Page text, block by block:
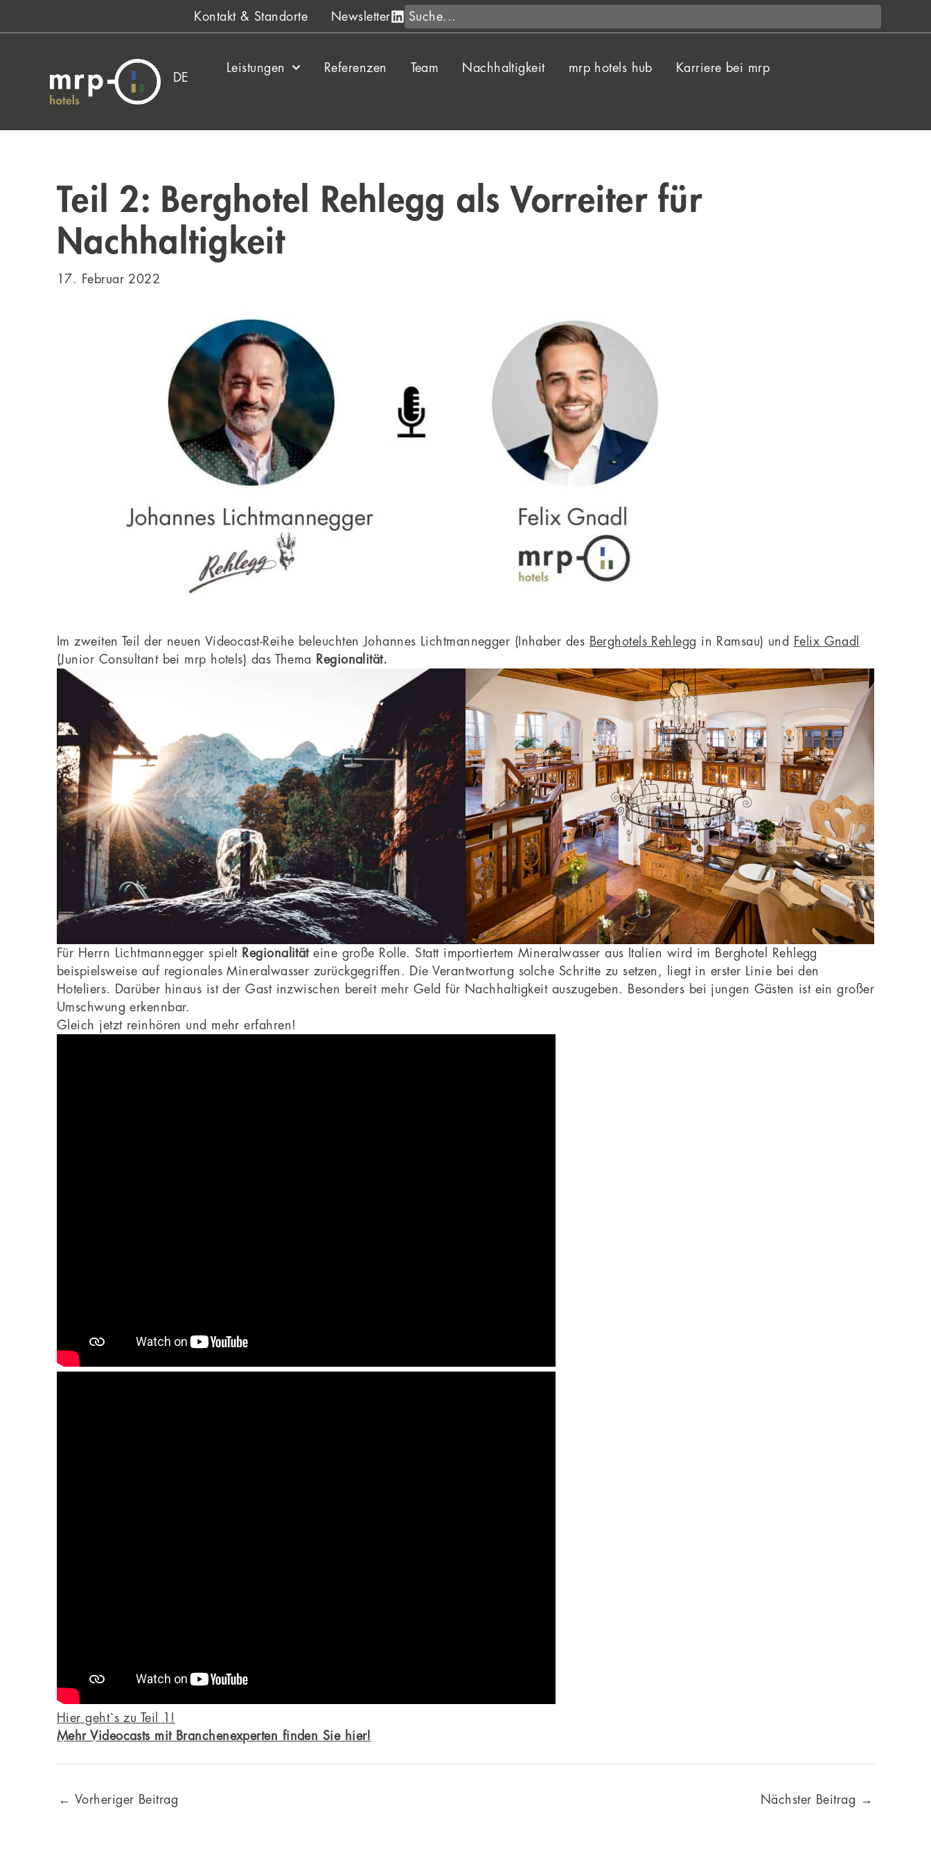
Kontakt & Standorte Newsletter Suche
DE
Leistungen Referenzen Team Nachhaltigkeit mrp hotels hub Karriere bei mrp
Teil 2: Berghotel Rehlegg als Vorreiter für
Nachhaltigkeit
17. Februar 2022
Im zweiten Teil der neuen Videocast-Reihe beleuchten Johannes Lichtmannegger (Inhaber des Berghotels Rehlegg in Ramsau) und
Felix Gnadl
(Junior Consultant bei mrp hotels) das Thema
Regionalität.
Für Herrn Lichtmannegger spielt Regionalitäteine große Rolle. Statt importiertem Mineralwasser aus Italien wird im Berghotel Rehlegg
beispielsweise auf regionales Mineralwasser zurückgegriffen. Die Verantwortung solche Schritte zu setzen, liegt in erster Linie bei den
Hoteliers. Darüber hinaus ist der Gast inzwischen bereit mehr Geld für Nachhaltigkeit auszugeben. Besonders bei jungen Gästen ist ein großer
Umschwung erkennbar.
Gleich jetzt reinhören und mehr erfahren!
Hier geht`s zu Teil 1!
Mehr Videocasts mit Branchenexperten finden Sie hier!
← Vorheriger Beitrag Nächster Beitrag →